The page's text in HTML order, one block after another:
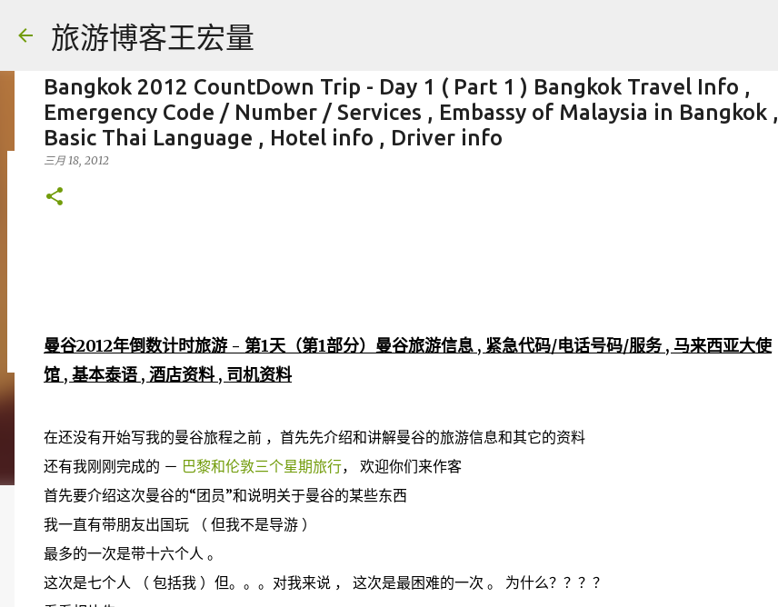
旅游博客王宏量
各大电脑专家公认最强的 -- Dual screen Laptop
Bangkok 2012 CountDown Trip - Day 1 ( Part 1 ) Bangkok Travel Info ,
Emergency Code / Number / Services , Embassy of Malaysia in Bangkok ,
Basic Thai Language , Hotel info , Driver info
三月 18, 2012
曼谷2012年倒数计时旅游 - 第1天（第1部分）曼谷旅游信息 , 紧急代码/电话号码/服务 , 马来西亚大使
馆 , 基本泰语 , 酒店资料 , 司机资料
在还没有开始写我的曼谷旅程之前 ，首先先介绍和讲解曼谷的旅游信息和其它的资料
还有我刚刚完成的 － 巴黎和伦敦三个星期旅行， 欢迎你们来作客
首先要介绍这次曼谷的“团员”和说明关于曼谷的某些东西
我一直有带朋友出国玩 （ 但我不是导游 ）
最多的一次是带十六个人 。
这次是七个人 （ 包括我 ）但。。。对我来说 ， 这次是最困难的一次 。 为什么？？？？